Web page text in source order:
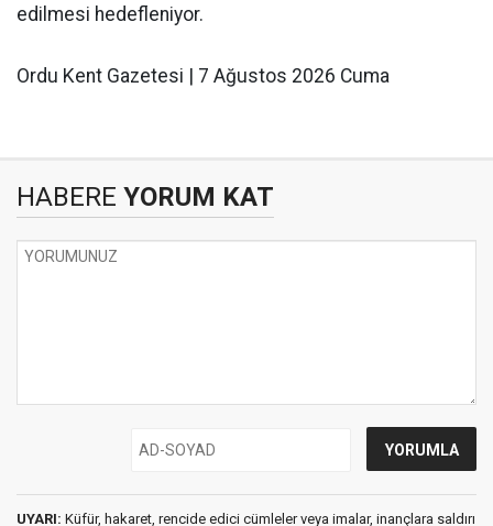
edilmesi hedefleniyor.
Ordu Kent Gazetesi | 7 Ağustos 2026 Cuma
HABERE YORUM KAT
UYARI: Küfür, hakaret, rencide edici cümleler veya imalar, inançlara saldırı